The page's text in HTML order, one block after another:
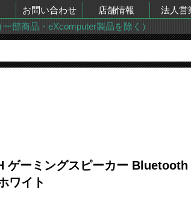
お問い合わせ 店舗情報
法人営
部商品・eXcomputer製品を除く）
ゲーミングスピーカー Bluetooth
ワイト